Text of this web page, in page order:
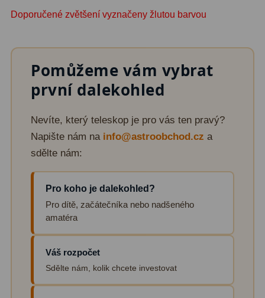
Redukce 1,25" a 2"17
Výtahy a ostření1
Hledáčky 32
Seřízení21
Svítilny
Čištění28
Ostatní18
Azimutální AZ6
Doporučené zvětšení vyznačeny žlutou barvou
Pomůžeme vám vybrat
první dalekohled
Nevíte, který teleskop je pro vás ten pravý?
Napište nám na info@astroobchod.cz a
sdělte nám:
Pro koho je dalekohled?
Pro dítě, začátečníka nebo nadšeného
amatéra
Váš rozpočet
Sdělte nám, kolik chcete investovat